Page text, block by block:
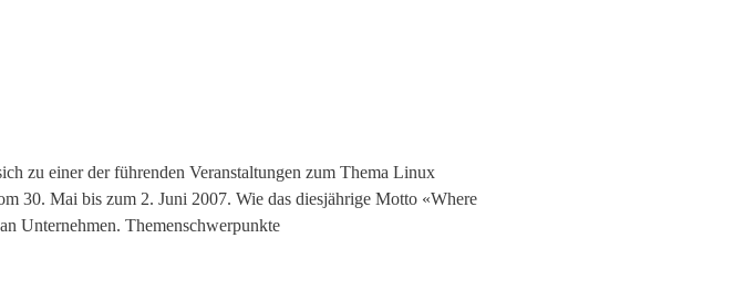
zu einer der führenden Veranstaltungen zum Thema Linux
30. Mai bis zum 2. Juni 2007. Wie das diesjährige Motto «Where
Unternehmen. Themenschwerpunkte